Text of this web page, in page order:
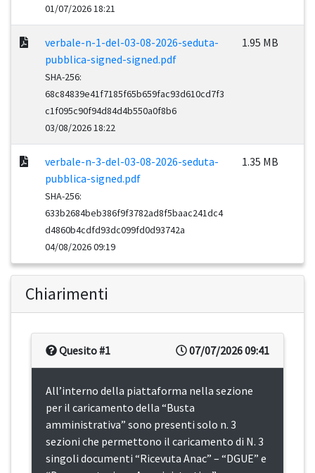
01/07/2026 18:21
verbale-n-1-del-03-08-2026-seduta-
pubblica-signed-signed.pdf
SHA-256:
68c84839e41f7185f65b659fac93d610cd7f3
c1f095c90f94d84d4b550a0f8b6
03/08/2026 18:22
1.95 MB
verbale-n-3-del-03-08-2026-seduta-
pubblica-signed.pdf
SHA-256:
633b2684beb386f9f3782ad8f5baac241dc4
d4860b4cdfd93dc099fd0d93742a
04/08/2026 09:19
1.35 MB
Chiarimenti
07/07/2026 09:41
Quesito #1
All’interno della piattaforma nella sezione
per il caricamento della “Busta
amministrativa” sono presenti solo n. 3
sezioni che permettono il caricamento di N. 3
singoli documenti “Ricevuta Anac” – “DGUE” e